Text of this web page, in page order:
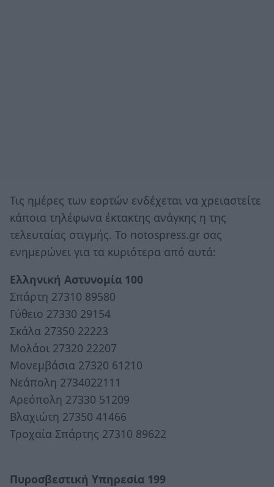
Τις ημέρες των εορτών ενδέχεται να χρειαστείτε
κάποια τηλέφωνα έκτακτης ανάγκης η της
τελευταίας στιγμής. Το notospress.gr σας
ενημερώνει για τα κυριότερα από αυτά:
Ελληνική Αστυνομία 100
Σπάρτη 27310 89580
Γύθειο 27330 29154
Σκάλα 27350 22223
Μολάοι 27320 22207
Μονεμβάσια 27320 61210
Νεάπολη 2734022111
Αρεόπολη 27330 51209
Βλαχιώτη 27350 41466
Τροχαία Σπάρτης 27310 89622
Πυροσβεστική Υπηρεσία 199